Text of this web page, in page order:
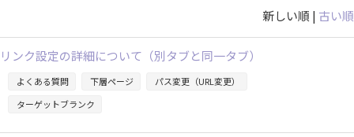
お知らせ一覧
管理画面へ移動
新しい順 | 古い順
リンク設定の詳細について（別タブと同一タブ）
よくある質問 下層ページ
パス変更（URL変更）
ターゲットブランク